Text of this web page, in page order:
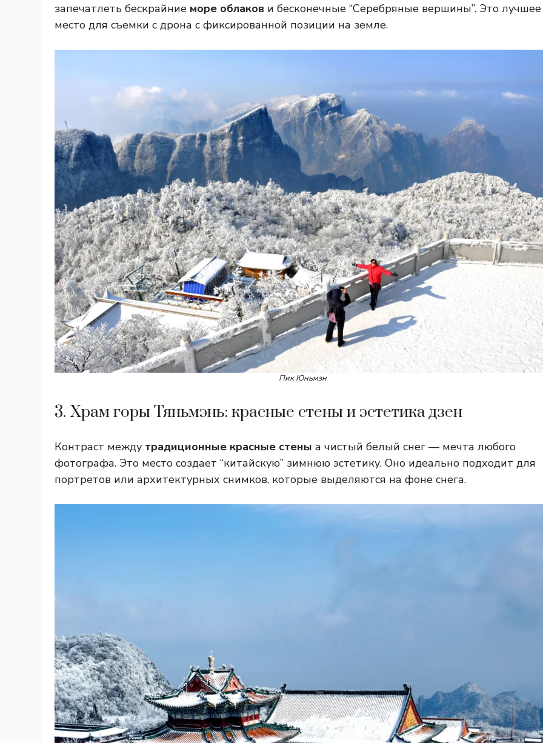
запечатлеть бескрайние море облакови бесконечные “Серебряные вершины”. Это лучшее
место для съемки с дрона с фиксированной позиции на земле.
Пик Юньмэн
3. Храм горы Тяньмэнь: красные стены и эстетика дзен
Контраст между традиционные красные стены а чистый белый снег — мечта любого
фотографа. Это место создает “китайскую” зимнюю эстетику. Оно идеально подходит для
портретов или архитектурных снимков, которые выделяются на фоне снега.